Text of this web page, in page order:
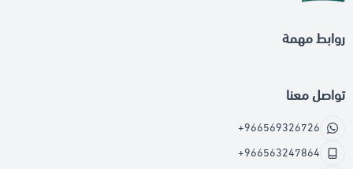
روابط مهمة
تواصل معنا
+966569326726
+966563247864